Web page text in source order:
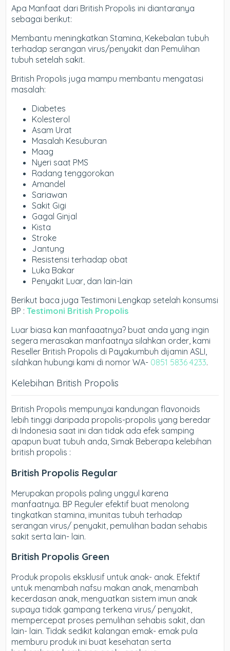
Apa Manfaat dari British Propolis ini diantaranya
sebagai berikut:
Membantu meningkatkan Stamina, Kekebalan tubuh
terhadap serangan virus/penyakit dan Pemulihan
tubuh setelah sakit.
British Propolis juga mampu membantu mengatasi
masalah:
Diabetes
Kolesterol
Asam Urat
Masalah Kesuburan
Maag
Nyeri saat PMS
Radang tenggorokan
Amandel
Sariawan
Sakit Gigi
Gagal Ginjal
Kista
Stroke
Jantung
Resistensi terhadap obat
Luka Bakar
Penyakit Luar, dan lain-lain
Berikut baca juga Testimoni Lengkap setelah konsumsi
BP :Testimoni British Propolis
Luar biasa kan manfaaatnya? buat anda yang ingin
segera merasakan manfaatnya silahkan order, kami
Reseller British Propolis di Payakumbuh dijamin ASLI,
silahkan hubungi kami di nomor WA- 0851 5836 4233.
Kelebihan British Propolis
British Propolis mempunyai kandungan flavonoids
lebih tinggi daripada propolis-propolis yang beredar
di Indonesia saat ini dan tidak ada efek samping
apapun buat tubuh anda, Simak Beberapa kelebihan
british propolis :
British Propolis Regular
Merupakan propolis paling unggul karena
manfaatnya. BP Reguler efektif buat menolong
tingkatkan stamina, imunitas tubuh terhadap
serangan virus/ penyakit, pemulihan badan sehabis
sakit serta lain- lain.
British Propolis Green
Produk propolis eksklusif untuk anak- anak. Efektif
untuk menambah nafsu makan anak, menambah
kecerdasan anak, menguatkan sistem imun anak
supaya tidak gampang terkena virus/ penyakit,
mempercepat proses pemulihan sehabis sakit, dan
lain- lain. Tidak sedikit kalangan emak- emak pula
memburu produk ini buat kesehatan serta